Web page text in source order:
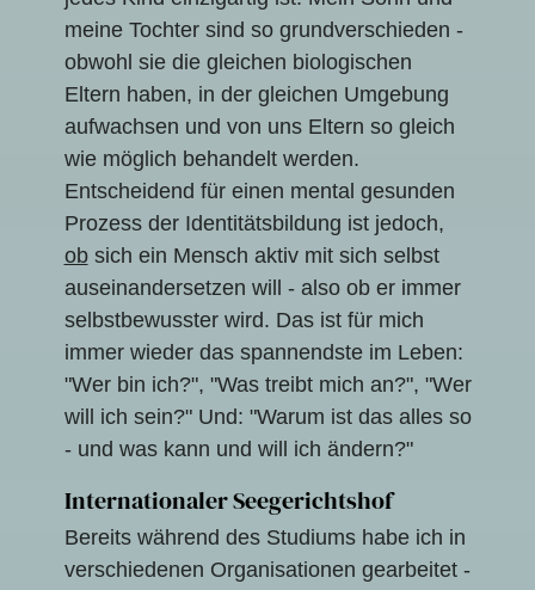
meine Tochter sind so grundverschieden -
obwohl sie die gleichen biologischen
Eltern haben, in der gleichen Umgebung
aufwachsen und von uns Eltern so gleich
wie möglich behandelt werden.
Entscheidend für einen mental gesunden
Prozess der Identitätsbildung ist jedoch,
obsich ein Mensch aktiv mit sich selbst
auseinandersetzen will - also ob er immer
selbstbewusster wird. Das ist für mich
immer wieder das spannendste im Leben:
"Wer bin ich?", "Was treibt mich an?", "Wer
will ich sein?" Und: "Warum ist das alles so
- und was kann und will ich ändern?"
Internationaler Seegerichtshof
Bereits während des Studiums habe ich in
verschiedenen Organisationen gearbeitet -